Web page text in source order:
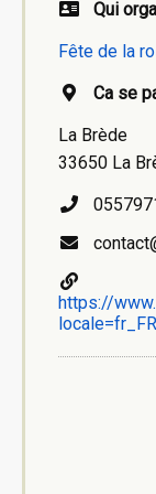
Qui
Fête de la
Ca se
La Brède
33650 La
https://
locale=fr_FR